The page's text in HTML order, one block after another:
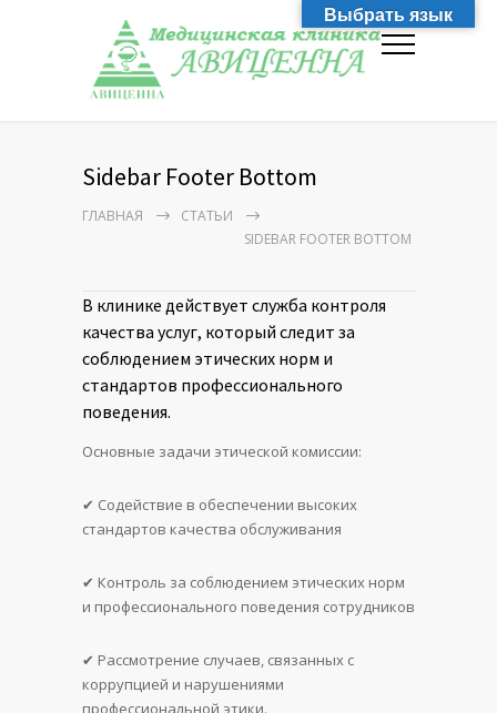
Sidebar Footer Bottom
ГЛАВНАЯ
СТАТЬИ
SIDEBAR FOOTER BOTTOM
В клинике действует служба контроля
качества услуг, который следит за
соблюдением этических норм и
стандартов профессионального
поведения.
Основные задачи этической комиссии:
✔ Содействие в обеспечении высоких
стандартов качества обслуживания
✔ Контроль за соблюдением этических норм
и профессионального поведения сотрудников
✔ Рассмотрение случаев, связанных с
коррупцией и нарушениями
профессиональной этики.
Выбрать язык